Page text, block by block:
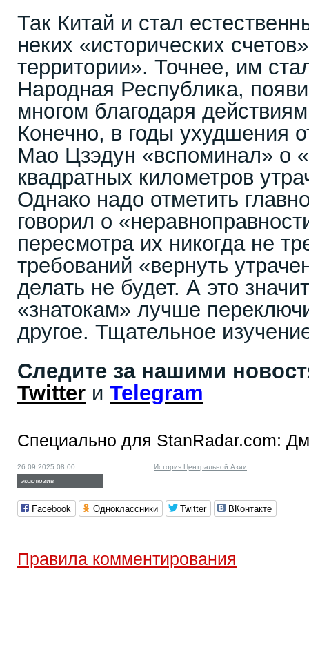
Так Китай и стал
неких «исторических
территории». Точнее, им
Народная Республика,
многом благодаря
Конечно, в годы ухудшения
Мао Цзэдун «вспоминал» о
квадратных километров
Однако надо отметить
говорил о
пересмотра их никогда не
требований «вернуть
делать не будет. А это
«знатокам» лучше
другое. Тщательное
Следите за нашими
Twitter и Telegram
Специально для StanRadar.com:
26.09.2025 08:00
История Центральной Азии
эксклюзив
Facebook Одноклассники Twitter ВКонтакте
Правила комментирования